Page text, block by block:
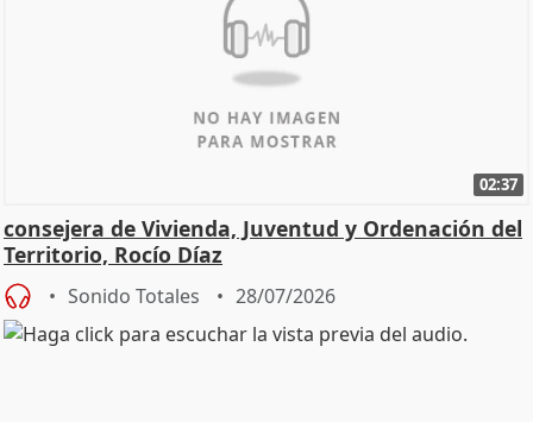
02:37
consejera de Vivienda, Juventud y Ordenación del
Territorio, Rocío Díaz
Sonido Totales 28/07/2026